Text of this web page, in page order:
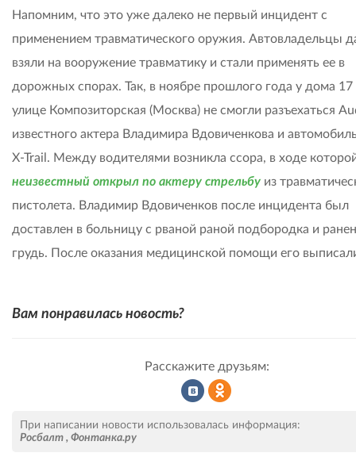
Напомним, что это уже далеко не первый инцидент с
применением травматического оружия. Автовладельцы
взяли на вооружение травматику и стали применять ее в
дорожных спорах. Так, в ноябре прошлого года у дома 17
улице Композиторская (Москва) не смогли разъехаться
известного актера Владимира Вдовиченкова и
X-Trail. Между водителями возникла ссора, в ходе
неизвестный открыл по актеру стрельбу из
пистолета. Владимир Вдовиченков после инцидента был
доставлен в больницу с рваной раной подбородка и
грудь. После оказания медицинской помощи его
Вам понравилась новость?
Расскажите друзьям:
При написании новости использовалась информация:
Росбалт , Фонтанка.ру